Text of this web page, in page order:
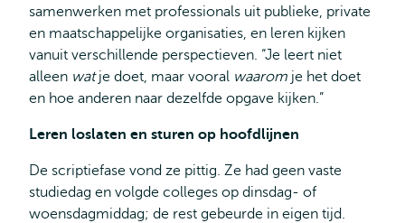
samenwerken met professionals uit publieke, private
en maatschappelijke organisaties, en leren kijken
vanuit verschillende perspectieven. “Je leert niet
alleen watje doet, maar vooral waarom je het doet
en hoe anderen naar dezelfde opgave kijken.”
Leren loslaten en sturen op hoofdlijnen
De scriptiefase vond ze pittig. Ze had geen vaste
studiedag en volgde colleges op dinsdag- of
woensdagmiddag; de rest gebeurde in eigen tijd.